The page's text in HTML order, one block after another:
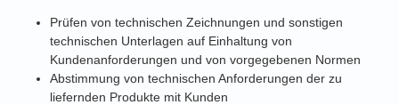
Prüfen von technischen Zeichnungen und sonstigen
technischen Unterlagen auf Einhaltung von
Kundenanforderungen und von vorgegebenen Normen
Abstimmung von technischen Anforderungen der zu
liefernden Produkte mit Kunden